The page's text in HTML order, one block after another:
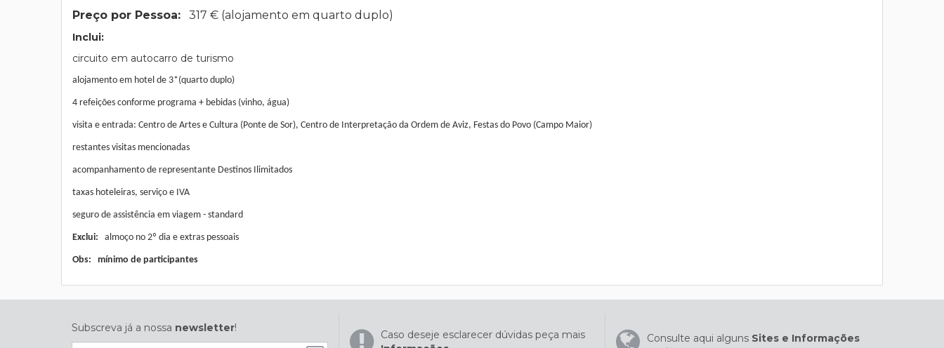
Preço por Pessoa: 317 € (alojamento em quarto duplo)
Inclui:
circuito em autocarro de turismo
alojamento em hotel de 3*(quarto duplo)
4 refeições conforme programa + bebidas (vinho, água)
visita e entrada: Centro de Artes e Cultura (Ponte de Sor), Centro de Interpretação da Ordem de Aviz, Festas do Povo (Campo Maior)
restantes visitas mencionadas
acompanhamento de representante Destinos Ilimitados
taxas hoteleiras, serviço e IVA
seguro de assistência em viagem - standard
Exclui: almoço no 2º dia e extras pessoais
Obs: mínimo de participantes
Subscreva já a nossa newsletter!
Caso deseje esclarecer dúvidas peça mais
Consulte aqui alguns Sites e Informações